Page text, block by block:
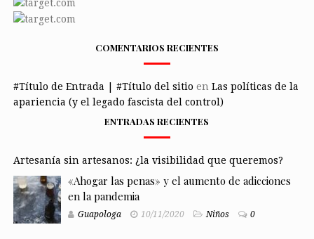
COMENTARIOS RECIENTES
#Título de Entrada | #Título del sitio en Las políticas de la
apariencia (y el legado fascista del control)
ENTRADAS RECIENTES
Artesanía sin artesanos: ¿la visibilidad que queremos?
«Ahogar las penas» y el aumento de adicciones
en la pandemia
Guapologa 10/11/2020 Niños 0